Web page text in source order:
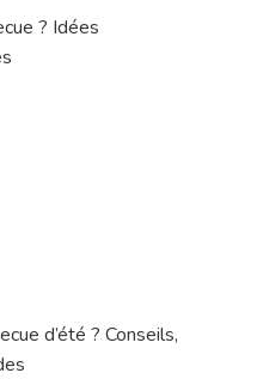
? Idées
d’été ? Conseils,